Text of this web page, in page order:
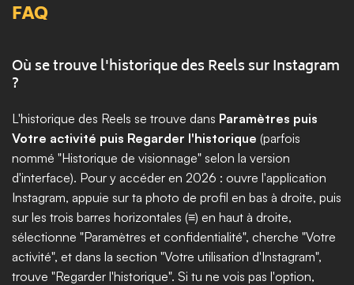
FAQ
Où se trouve l'historique des Reels sur Instagram
?
L'historique des Reels se trouve dans Paramètres puis
Votre activité puis Regarder l'historique (parfois
nommé "Historique de visionnage" selon la version
d'interface). Pour y accéder en 2026 : ouvre l'application
Instagram, appuie sur ta photo de profil en bas à droite, puis
sur les trois barres horizontales (≡) en haut à droite,
sélectionne "Paramètres et confidentialité", cherche "Votre
activité", et dans la section "Votre utilisation d'Instagram",
trouve "Regarder l'historique". Si tu ne vois pas l'option,